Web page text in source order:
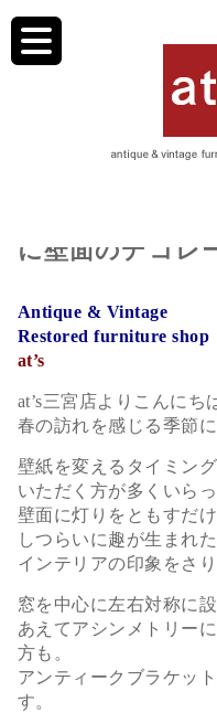
toggle
navigation
3/31【新着】海
に壁面のデコレ
Antique & Vintage
Restored furniture shop
at’s
at’s三宮店よりこんにち
春の訪れを感じる季節に
壁紙を変えるタイミン
いただく方が多くいらっ
壁面に灯りをともすだ
しつらいに趣が生まれた
インテリアの印象をさ
窓を中心に左右対称に
あえてアシンメトリー
方も。
アンティークブラケッ
す。